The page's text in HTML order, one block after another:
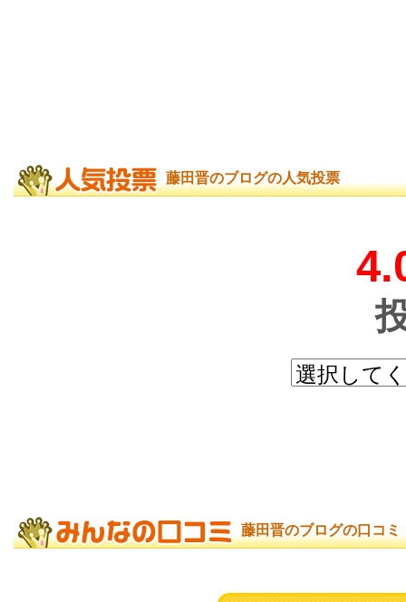
藤田晋のブログの人気投票
藤田晋のブログの口コミ